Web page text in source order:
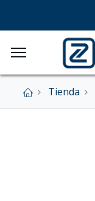
Tienda